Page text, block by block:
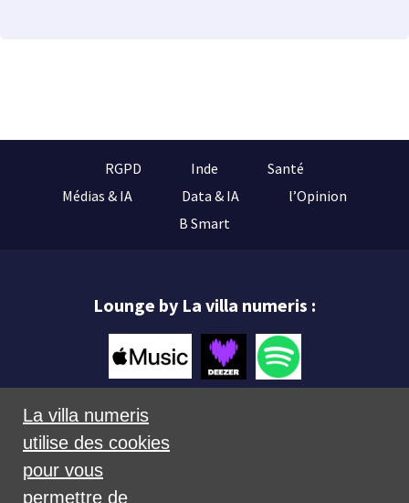
RGPD Inde
Santé
Médias & IA
Data & IA
l’Opinion
B Smart
Lounge by La villa numeris :
La villa numeris
utilise des cookies
pour vous
permettre de